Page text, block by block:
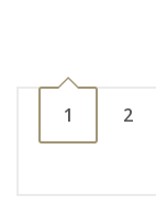
1 2